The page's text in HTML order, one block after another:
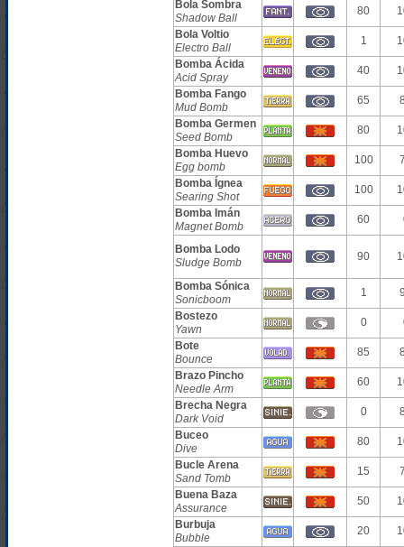
Bola Sombra
Shadow Ball
80
Bola Voltio
Electro Ball
1
Bomba Ácida
Acid Spray
40
Bomba Fango
Mud Bomb
65
Bomba Germen
Seed Bomb
80
Bomba Huevo
Egg bomb
100
Bomba Ígnea
Searing Shot
100
Bomba Imán
Magnet Bomb
60
Bomba Lodo
Sludge Bomb
90
Bomba Sónica
Sonicboom
1
Bostezo
Yawn
0
Bote
Bounce
85
Brazo Pincho
Needle Arm
60
Brecha Negra
Dark Void
0
Buceo
Dive
80
Bucle Arena
Sand Tomb
15
Buena Baza
Assurance
50
Burbuja
Bubble
20